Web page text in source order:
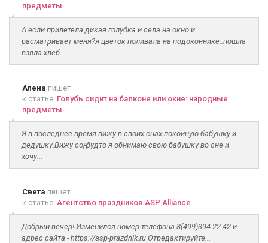
предметы
А если прилетела дикая голубка и села на окно и
расматривает меня?я цветок поливала на подоконнике..пошла
взяла хлеб...
Алена пишет
к статье: Голубь сидит на балконе или окне: народные
предметы
Я в последнее время вижу в своих снах покойную бабушку и
дедушку.Вижу соң, будто я обнимаю свою бабушку во сне и
хочу...
Света пишет
к статье: Агентство праздников ASP Alliance
Добрый вечер! Изменился номер телефона 8(499)394-22-42 и
адрес сайта - https://asp-prazdnik.ru Отредактируйте...